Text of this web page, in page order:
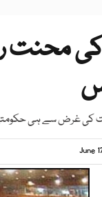
محنت
و اپوزیشن کے 7 ارکان پر اجلاس
June